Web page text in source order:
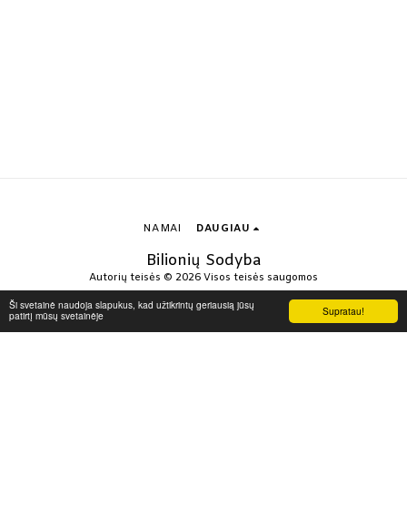
Supratau!
Ši svetainė naudoja slapukus, kad užtikrintų geriausią jūsų
patirtį mūsų svetainėje
Bilionių Sodyba
Autorių teisės © 2026 Visos teisės saugomos
Sukurta naudojant
How to create a website
NAMAI DAUGIAU